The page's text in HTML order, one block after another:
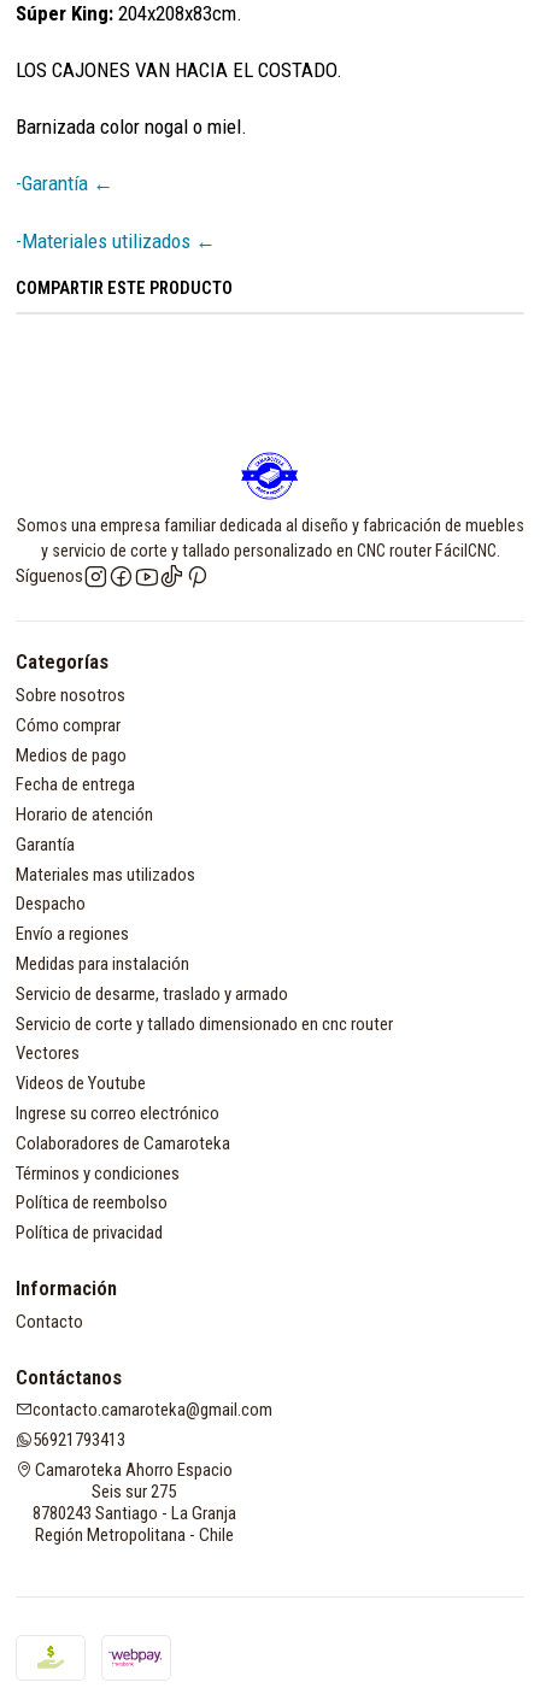
Súper King:204x208x83cm.
LOS CAJONES VAN HACIA EL COSTADO.
Barnizada color nogal o miel.
-Garantía ←
-Materiales utilizados ←
COMPARTIR ESTE PRODUCTO
Somos una empresa familiar dedicada al diseño y fabricación de muebles
y servicio de corte y tallado personalizado en CNC router FácilCNC.
Síguenos
Categorías
Sobre nosotros
Cómo comprar
Medios de pago
Fecha de entrega
Horario de atención
Garantía
Materiales mas utilizados
Despacho
Envío a regiones
Medidas para instalación
Servicio de desarme, traslado y armado
Servicio de corte y tallado dimensionado en cnc router
Vectores
Videos de Youtube
Ingrese su correo electrónico
Colaboradores de Camaroteka
Términos y condiciones
Política de reembolso
Política de privacidad
Información
Contacto
Contáctanos
contacto.camaroteka@gmail.com
56921793413
Camaroteka Ahorro Espacio
Seis sur 275
8780243 Santiago - La Granja
Región Metropolitana - Chile